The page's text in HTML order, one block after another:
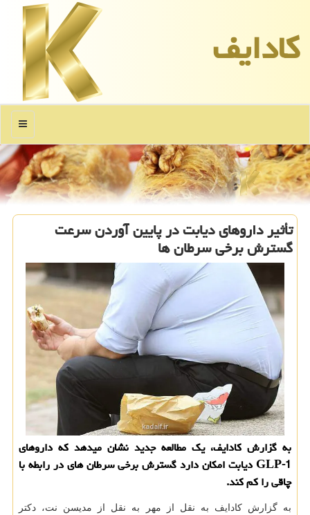
كادایف
منو
تأثیر داروهای دیابت در پایین آوردن سرعت
گسترش برخی سرطان ها
به گزارش کادایف، یک مطالعه جدید نشان میدهد که داروهای
GLP-1 دیابت امکان دارد گسترش برخی سرطان های در رابطه با
چاقی را کم کند.
به گزارش کادایف به نقل از مهر به نقل از مدیسن نت، دکتر